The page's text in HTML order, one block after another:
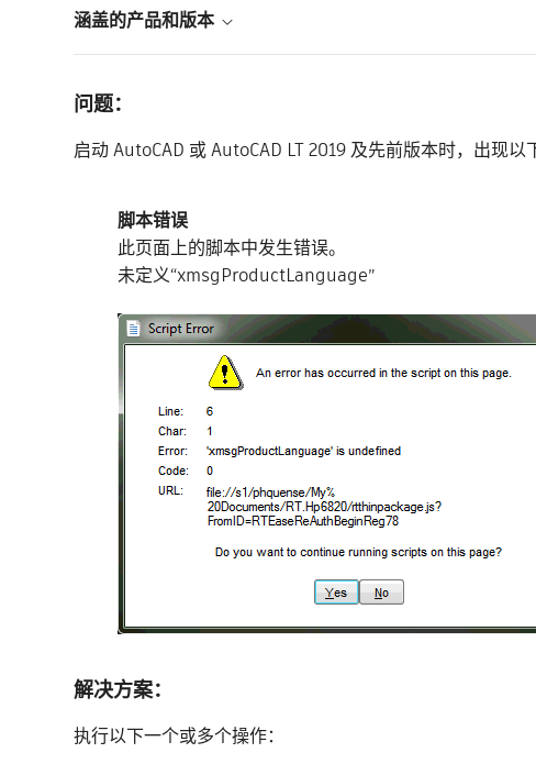
涵盖的产品和版本
问题：
启动 AutoCAD 或 AutoCAD LT 2019 及先前版本时，出现以
脚本错误
此页面上的脚本中发生错误。
未定义“xmsgProductLanguage”
解决方案：
执行以下一个或多个操作：